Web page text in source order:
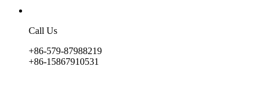
Call Us
+86-579-87988219
+86-15867910531